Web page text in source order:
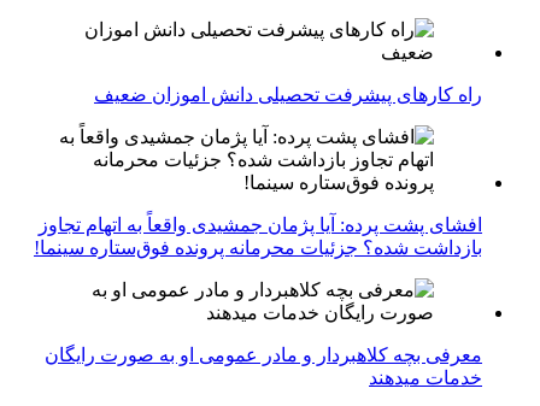
راه کارهای پیشرفت تحصیلی دانش اموزان ضعیف
افشای پشت پرده: آیا پژمان جمشیدی واقعاً به اتهام تجاوز
بازداشت شده؟ جزئیات محرمانه پرونده فوق‌ستاره سینما!
معرفی بچه کلاهبردار و مادر عمومی او به صورت رایگان
خدمات میدهند